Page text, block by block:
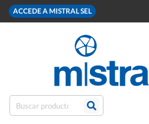
ACCEDE A MISTRAL SEL